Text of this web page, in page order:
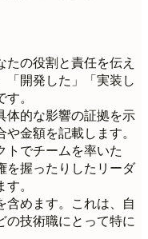
の役割と責任を伝え
「開発した」「実装し
。
体的な影響の証拠を示
金額を記載します。
トでチームを率いた
を握ったりしたリーダ
。
含めます。これは、自
の技術職にとって特に